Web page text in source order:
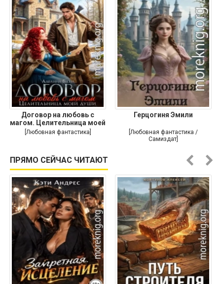
Договор на любовь с
магом. Целительница моей
души
[Любовная фантастика]
Герцогиня Эмили
[Любовная фантастика /
Самиздат]
ПРЯМО СЕЙЧАС ЧИТАЮТ